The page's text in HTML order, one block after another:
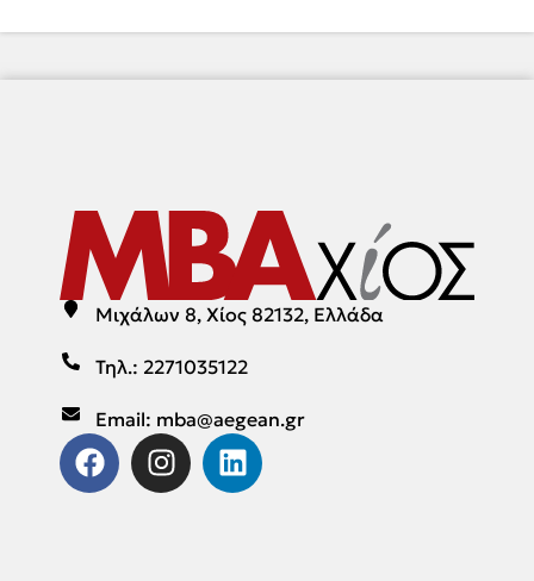
Μιχάλων 8, Χίος 82132, Ελλάδα
Τηλ.: 2271035122
Email: mba@aegean.gr